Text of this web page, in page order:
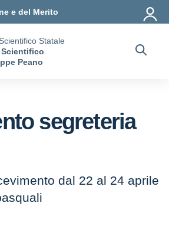
e del Merito
Statale
Peano
segreteria
dal 22 al 24 aprile